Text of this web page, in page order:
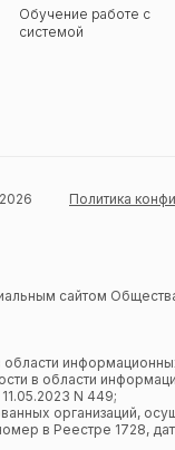
Обучение работе с
системой
Политика
сайтом
области
в области
N 449;
организаций,
в Реестре 1728,